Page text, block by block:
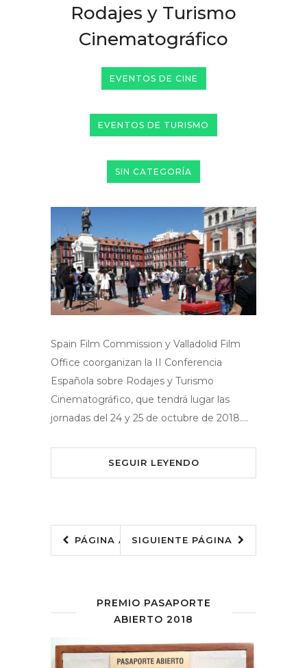
Rodajes y Turismo
Cinematográfico
EVENTOS DE CINE
EVENTOS DE TURISMO
SIN CATEGORÍA
Spain Film Commission y Valladolid Film
Office coorganizan la II Conferencia
Española sobre Rodajes y Turismo
Cinematográfico, que tendrá lugar las
jornadas del 24 y 25 de octubre de 2018….
SEGUIR LEYENDO
PÁGINA ANTERIOR
3
SIGUIENTE PÁGINA
PREMIO PASAPORTE
ABIERTO 2018